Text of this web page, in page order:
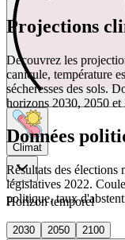
Climat
Horizon temporel
2030 2050
2100
Projections
Découvrez les
canicule, température
sécheresses des sols.
horizons 2030, 2050 et
Données
Résultats des élections
législatives 2022.
politique, taux